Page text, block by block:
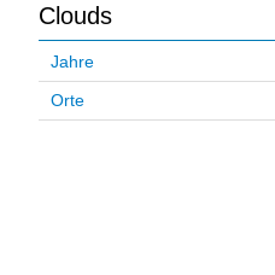
Clouds
Jahre
Orte